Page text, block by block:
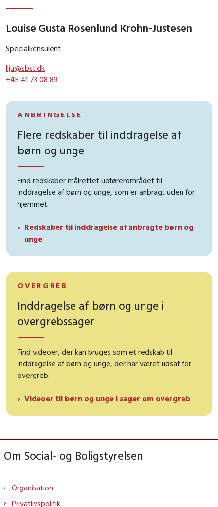
Louise Gusta Rosenlund Krohn-Justesen
Specialkonsulent
llju@sbst.dk
+45 41 73 08 89
ANBRINGELSE
Flere redskaber til inddragelse af
børn og unge
Find redskaber målrettet udførerområdet til
inddragelse af børn og unge, som er anbragt uden for
hjemmet.
Redskaber til inddragelse af anbragte børn og
unge
OVERGREB
Inddragelse af børn og unge i
overgrebssager
Find videoer, der kan bruges som et redskab til
inddragelse af børn og unge, der har været udsat for
overgreb.
Videoer til børn og unge i sager om overgreb
Om Social- og Boligstyrelsen
Organisation
Privatlivspolitik